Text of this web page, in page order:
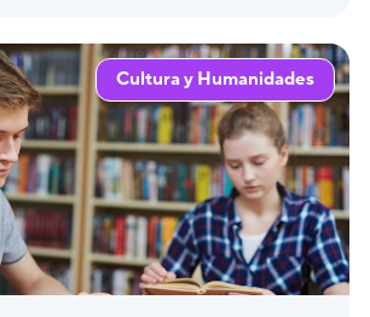
Cultura y Humanidades